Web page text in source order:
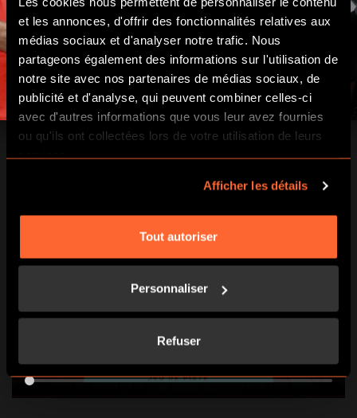
et les annonces, d'offrir des fonctionnalités relatives aux
médias sociaux et d'analyser notre trafic. Nous
partageons également des informations sur l'utilisation de
notre site avec nos partenaires de médias sociaux, de
publicité et d'analyse, qui peuvent combiner celles-ci
avec d'autres informations que vous leur avez fournies
ou qu'ils ont collectées lors de votre utilisation de leurs
services.
Afficher les détails
Tout autoriser
Personnaliser
Refuser